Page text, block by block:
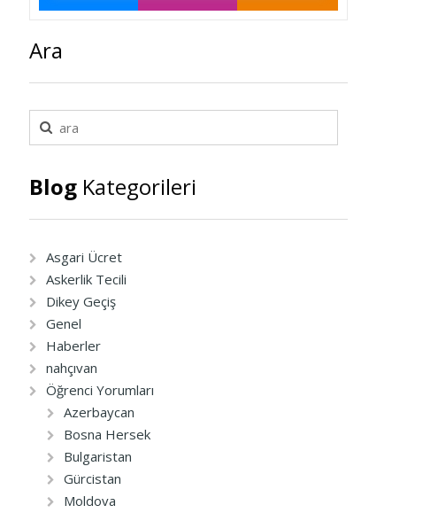
Ara
Blog Kategorileri
Asgari Ücret
Askerlik Tecili
Dikey Geçiş
Genel
Haberler
nahçıvan
Öğrenci Yorumları
Azerbaycan
Bosna Hersek
Bulgaristan
Gürcistan
Moldova